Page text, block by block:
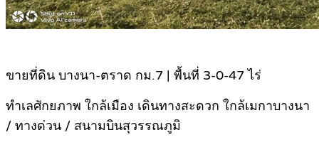
ขายที่ดิน บางนา-ตราด กม.7 | พื้นที่ 3-0-47 ไร่
ทำเลศักยภาพ ใกล้เมือง เดินทางสะดวก ใกล้เมกาบางนา
/ ทางด่วน / สนามบินสุวรรณภูมิ